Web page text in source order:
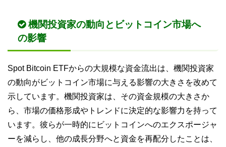
機関投資家の動向とビットコイン市場へ
の影響
Spot Bitcoin ETFからの大規模な資金流出は、機関投資家
の動向がビットコイン市場に与える影響の大きさを改めて
示しています。機関投資家は、その資金規模の大きさか
ら、市場の価格形成やトレンドに決定的な影響力を持って
います。彼らが一時的にビットコインへのエクスポージャ
ーを減らし、他の成長分野へと資金を再配分したことは、